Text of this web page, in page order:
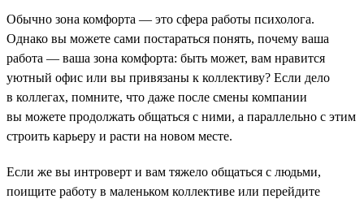
Обычно зона комфорта — это сфера работы психолога.
Однако вы можете сами постараться понять, почему ваша
работа — ваша зона комфорта: быть может, вам нравится
уютный офис или вы привязаны к коллективу? Если дело
в коллегах, помните, что даже после смены компании
вы можете продолжать общаться с ними, а параллельно с этим
строить карьеру и расти на новом месте.
Если же вы интроверт и вам тяжело общаться с людьми,
поищите работу в маленьком коллективе или перейдите